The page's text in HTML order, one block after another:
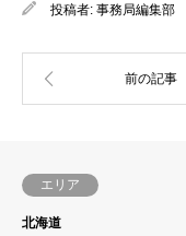
投稿者: 事務局編集部
エリア
北海道